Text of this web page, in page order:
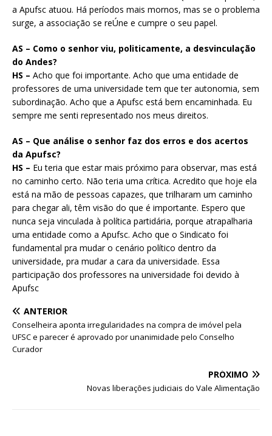
a Apufsc atuou. Há períodos mais mornos, mas se o problema
surge, a associação se reÚne e cumpre o seu papel.
AS – Como o senhor viu, politicamente, a desvinculação
do Andes?
HS – Acho que foi importante. Acho que uma entidade de
professores de uma universidade tem que ter autonomia, sem
subordinação. Acho que a Apufsc está bem encaminhada. Eu
sempre me senti representado nos meus direitos.
AS – Que análise o senhor faz dos erros e dos acertos
da Apufsc?
HS – Eu teria que estar mais próximo para observar, mas está
no caminho certo. Não teria uma crítica. Acredito que hoje ela
está na mão de pessoas capazes, que trilharam um caminho
para chegar ali, têm visão do que é importante. Espero que
nunca seja vinculada à política partidária, porque atrapalharia
uma entidade como a Apufsc. Acho que o Sindicato foi
fundamental pra mudar o cenário político dentro da
universidade, pra mudar a cara da universidade. Essa
participação dos professores na universidade foi devido à
Apufsc
ANTERIOR
Conselheira aponta irregularidades na compra de imóvel pela
UFSC e parecer é aprovado por unanimidade pelo Conselho
Curador
PRÓXIMO
Novas liberações judiciais do Vale Alimentação